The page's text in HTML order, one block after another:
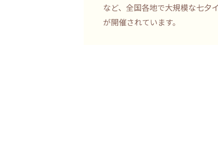
など、全国各地で大規模な七夕
が開催されています。